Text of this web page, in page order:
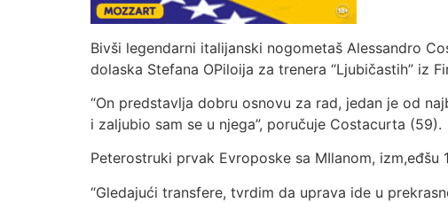
Bivši legendarni italijanski nogometaš Alessandro
dolaska Stefana OPiloija za trenera “Ljubičastih” iz
“On predstavlja dobru osnovu za rad, jedan je od
i zaljubio sam se u njega”, poručuje Costacurta (59).
Peterostruki prvak Evroposke sa MIlanom, izm,eđšu
“Gledajući transfere, tvrdim da uprava ide u